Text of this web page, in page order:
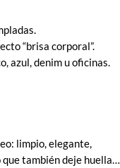
“brisa corporal”.
azul, denim u oficinas.
limpio, elegante,
también deje huella…